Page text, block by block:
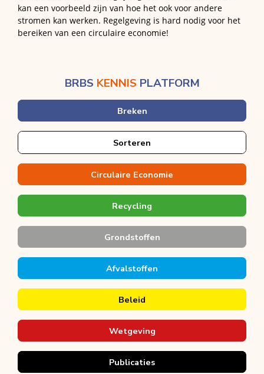
kan een voorbeeld zijn van hoe het ook voor andere
stromen kan werken. Regelgeving is hard nodig voor het
bereiken van een circulaire economie!
BRBS KENNIS PLATFORM
Breken
Sorteren
Circulaire Economie
Recycling
Grondstoffen
Afvalstoffen
Beleid
Wetgeving
Publicaties